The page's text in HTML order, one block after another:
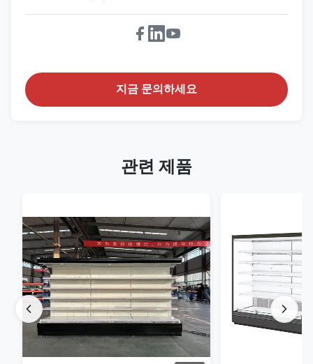
지금 문의하세요
관련 제품